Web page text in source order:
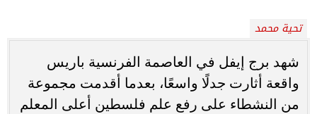
تحية محمد
شهد برج إيفل في العاصمة الفرنسية باريس
واقعة أثارت جدلًا واسعًا، بعدما أقدمت مجموعة
من النشطاء على رفع علم فلسطين أعلى المعلم